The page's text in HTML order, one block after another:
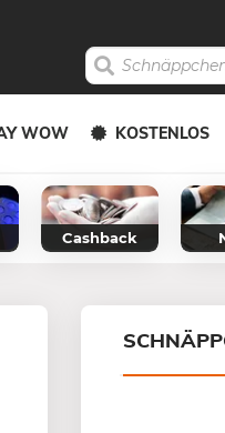
WOW KOSTENLOS
Cashback